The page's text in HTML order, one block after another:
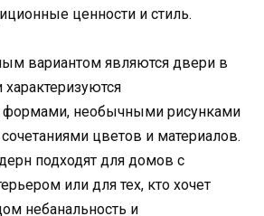
ценности и стиль.
вариантом являются двери в
формами, необычными рисунками
цветов и материалов.
подходят для домов с
или для тех, кто хочет
небанальность и